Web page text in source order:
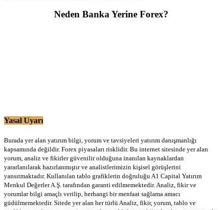
Neden Banka Yerine Forex?
Yasal Uyarı
Burada yer alan yatırım bilgi, yorum ve tavsiyeleri yatırım danışmanlığı
kapsamında değildir. Forex piyasaları risklidir. Bu internet sitesinde yer alan
yorum, analiz ve fikirler güvenilir olduğuna inanılan kaynaklardan
yararlanılarak hazırlanmıştır ve analistlerimizin kişisel görüşlerini
yansıtmaktadır. Kullanılan tablo grafiklerin doğruluğu A1 Capital Yatırım
Menkul Değerler A.Ş. tarafından garanti edilmemektedir. Analiz, fikir ve
yorumlar bilgi amaçlı verilip, herhangi bir menfaat sağlama amacı
güdülmemektedir. Sitede yer alan her türlü Analiz, fikir, yorum, tablo ve